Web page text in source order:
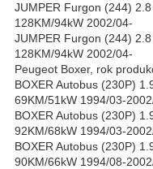
JUMPER Furgon (244)
128KM/94kW 2002/04-
JUMPER Furgon (244)
128KM/94kW 2002/04-
Peugeot Boxer, rok
BOXER Autobus (230P)
69KM/51kW 1994/03-
BOXER Autobus (230P)
92KM/68kW 1994/03-
BOXER Autobus (230P)
90KM/66kW 1994/08-